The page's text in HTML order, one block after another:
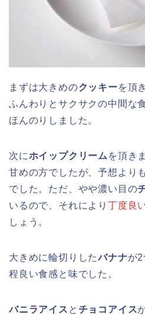
まずは大きめのクッキーを頂
ふんわりとサクサクの中間な
ほんのりしました。
次にホイップクリーム を頂き
甘めの方でしたが、予想より
でした。ただ、やや濃い目の
いるので、それにより丁度良
しょう。
大きめに輪切りしたバナナが2
程良い食感と味でした。
バニラアイス と チョコアイス